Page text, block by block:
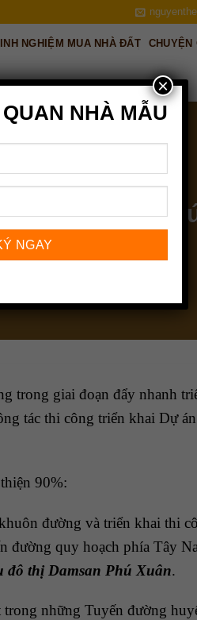
NGHIỆM MUA NHÀ ĐẤT CHUYỆN
Damsan
trong giai đoạn đẩy nhanh
tác thi công triển khai Dự
90%:
đường và triển khai thi
đường quy hoạch phía Tây
đô thị Damsan Phú Xuân.
những Tuyến đường
NHÀ MẪU
×